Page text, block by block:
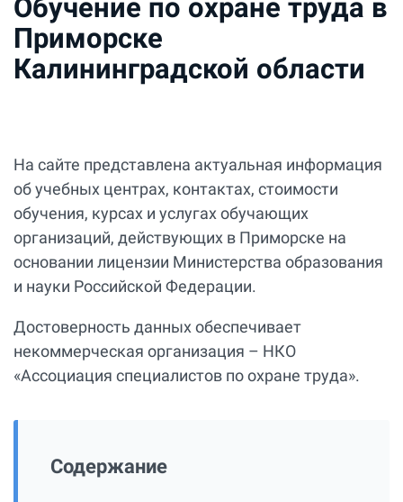
Обучение по охране труда в
Приморске
Калининградской области
На сайте представлена актуальная информация
об учебных центрах, контактах, стоимости
обучения, курсах и услугах обучающих
организаций, действующих в Приморске на
основании лицензии Министерства образования
и науки Российской Федерации.
Достоверность данных обеспечивает
некоммерческая организация – НКО
«Ассоциация специалистов по охране труда».
Содержание